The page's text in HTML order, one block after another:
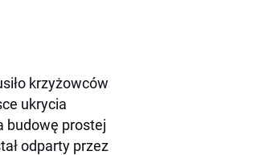
krzyżowców
ukrycia
budowę prostej
odparty przez